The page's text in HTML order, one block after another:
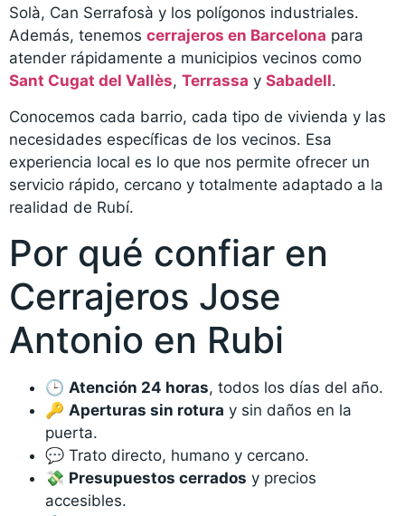
Solà, Can Serrafosà y los polígonos industriales.
Además, tenemos cerrajeros en Barcelona para
atender rápidamente a municipios vecinos como
Sant Cugat del Vallès, Terrassa y Sabadell.
Conocemos cada barrio, cada tipo de vivienda y las
necesidades específicas de los vecinos. Esa
experiencia local es lo que nos permite ofrecer un
servicio rápido, cercano y totalmente adaptado a la
realidad de Rubí.
Por qué confiar en
Cerrajeros Jose
Antonio en Rubi
🕒 Atención 24 horas, todos los días del año.
🔑 Aperturas sin rotura y sin daños en la
puerta.
💬 Trato directo, humano y cercano.
💸 Presupuestos cerrados y precios
accesibles.